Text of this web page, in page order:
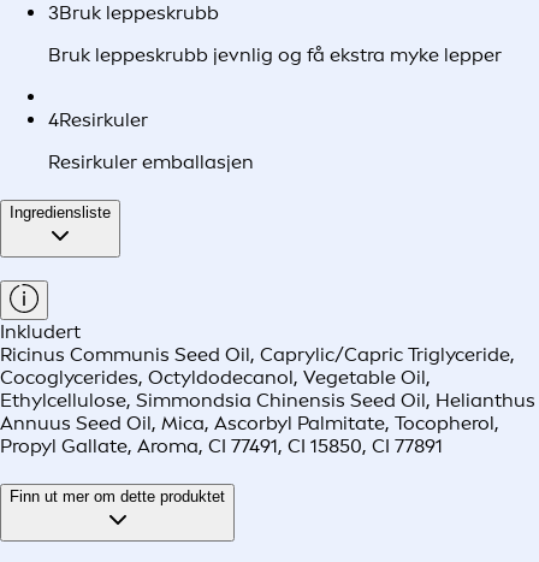
3Bruk leppeskrubb
Bruk leppeskrubb jevnlig og få ekstra myke lepper
4Resirkuler
Resirkuler emballasjen
Ingrediensliste
Inkludert
Ricinus Communis Seed Oil, Caprylic/Capric Triglyceride,
Cocoglycerides, Octyldodecanol, Vegetable Oil,
Ethylcellulose, Simmondsia Chinensis Seed Oil, Helianthus
Annuus Seed Oil, Mica, Ascorbyl Palmitate, Tocopherol,
Propyl Gallate, Aroma, CI 77491, CI 15850, CI 77891
Finn ut mer om dette produktet